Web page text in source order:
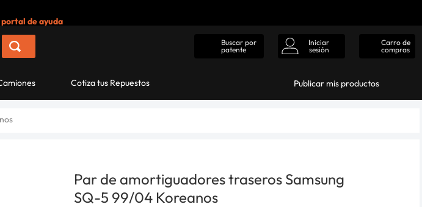
de ayuda
Buscar por
patente
Iniciar
sesión
Carro de
compras
Cotiza tus Repuestos Publicar mis productos
Par de amortiguadores traseros Samsung
SQ-5 99/04 Koreanos